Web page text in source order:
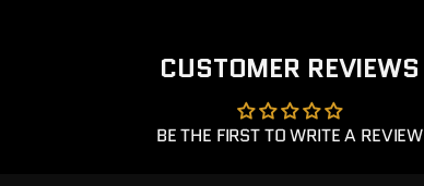
CUSTOMER REVIEWS
BE THE FIRST TO WRITE A REVIEW